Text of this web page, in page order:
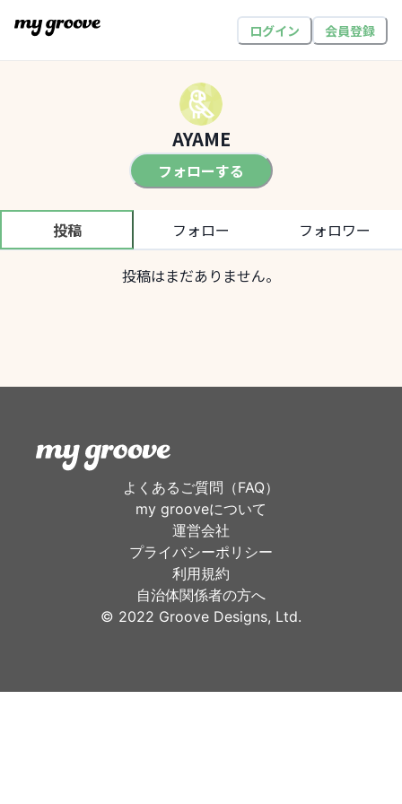
ログイン 会員登録
AYAME
フォローする
投稿 フォロー フォロワー
投稿はまだありません。
よくあるご質問（FAQ）
my grooveについて
運営会社
プライバシーポリシー
利用規約
自治体関係者の方へ
©︎ 2022 Groove Designs, Ltd.